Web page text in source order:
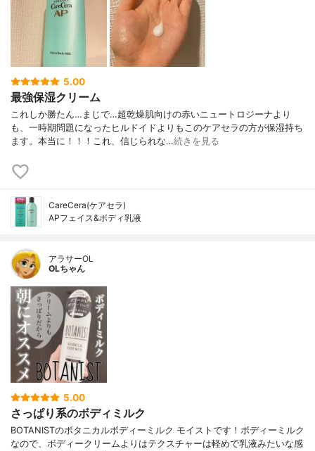
5.00
最強保湿クリーム
これしか勝たん…まじで…超乾燥肌向けの赤いニュートロジーナより
も、一時期問題になったヒルドイドよりもこのケアセラの方が保湿持ち
ます。本当に！！！これ、信じられな…続きを見る
CareCera(ケアセラ)
APフェイス&ボディ乳液
アラサーOL
OLちゃん
5.00
さっぱり系のボディミルク
BOTANISTのボタニカルボディーミルク モイストです！ボディーミルク
なので、ボディークリームよりはテクスチャーは軽めで乳液みたいな感